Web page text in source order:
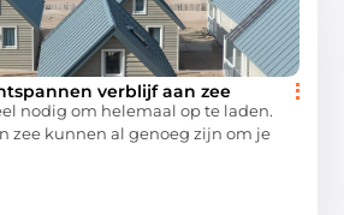
verblijf aan zee
nodig om helemaal op te laden.
zee kunnen al genoeg zijn om je